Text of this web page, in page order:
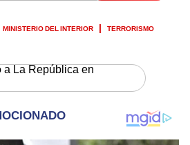
MINISTERIO DEL INTERIOR
TERRORISMO
a La República en